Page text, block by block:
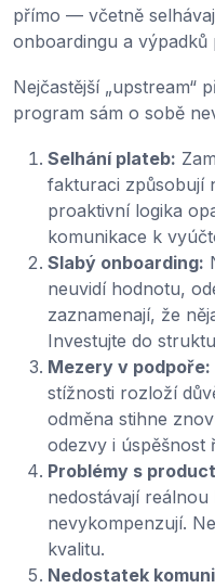
přímo — včetně
onboardingu a výpadků
Nejčastější „upstream“
program sám o sobě
Selhání plateb:
fakturaci způsobují
proaktivní logika
komunikace k
Slabý onboarding:
neuvidí hodnotu,
zaznamenají, že
Investujte do
Mezery v podpoře:
stížnosti rozloží
odměna stihne
odezvy i úspěšnost
Problémy s
nedostávají
nevykompenzují.
kvalitu.
Nedostatek